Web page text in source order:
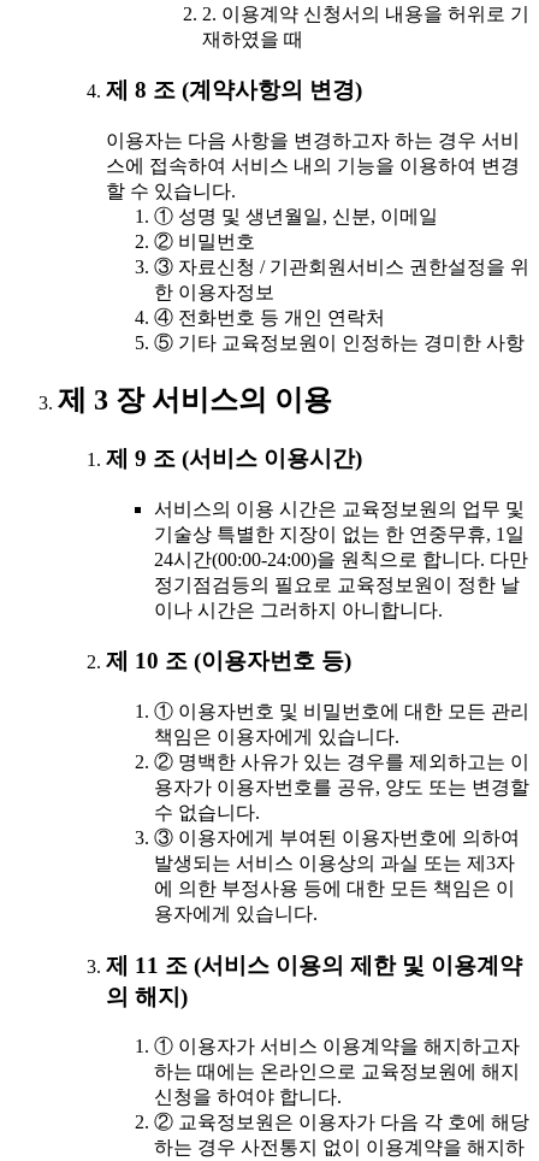
2. 이용계약 신청서의 내용을 허위로 기
재하였을 때
제 8 조 (계약사항의 변경)
이용자는 다음 사항을 변경하고자 하는 경우 서비
스에 접속하여 서비스 내의 기능을 이용하여 변경
할 수 있습니다.
① 성명 및 생년월일, 신분, 이메일
② 비밀번호
③ 자료신청 / 기관회원서비스 권한설정을 위
한 이용자정보
④ 전화번호 등 개인 연락처
⑤ 기타 교육정보원이 인정하는 경미한 사항
제 3 장 서비스의 이용
제 9 조 (서비스 이용시간)
서비스의 이용 시간은 교육정보원의 업무 및
기술상 특별한 지장이 없는 한 연중무휴, 1일
24시간(00:00-24:00)을 원칙으로 합니다. 다만
정기점검등의 필요로 교육정보원이 정한 날
이나 시간은 그러하지 아니합니다.
제 10 조 (이용자번호 등)
① 이용자번호 및 비밀번호에 대한 모든 관리
책임은 이용자에게 있습니다.
② 명백한 사유가 있는 경우를 제외하고는 이
용자가 이용자번호를 공유, 양도 또는 변경할
수 없습니다.
③ 이용자에게 부여된 이용자번호에 의하여
발생되는 서비스 이용상의 과실 또는 제3자
에 의한 부정사용 등에 대한 모든 책임은 이
용자에게 있습니다.
제 11 조 (서비스 이용의 제한 및 이용계약
의 해지)
① 이용자가 서비스 이용계약을 해지하고자
하는 때에는 온라인으로 교육정보원에 해지
신청을 하여야 합니다.
② 교육정보원은 이용자가 다음 각 호에 해당
하는 경우 사전통지 없이 이용계약을 해지하